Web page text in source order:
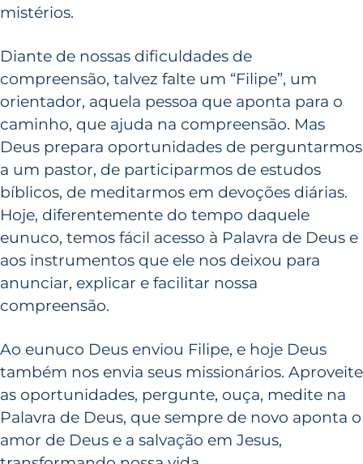
mistérios.
Diante de nossas dificuldades de
compreensão, talvez falte um “Filipe”, um
orientador, aquela pessoa que aponta para o
caminho, que ajuda na compreensão. Mas
Deus prepara oportunidades de perguntarmos
a um pastor, de participarmos de estudos
bíblicos, de meditarmos em devoções diárias.
Hoje, diferentemente do tempo daquele
eunuco, temos fácil acesso à Palavra de Deus e
aos instrumentos que ele nos deixou para
anunciar, explicar e facilitar nossa
compreensão.
Ao eunuco Deus enviou Filipe, e hoje Deus
também nos envia seus missionários. Aproveite
as oportunidades, pergunte, ouça, medite na
Palavra de Deus, que sempre de novo aponta o
amor de Deus e a salvação em Jesus,